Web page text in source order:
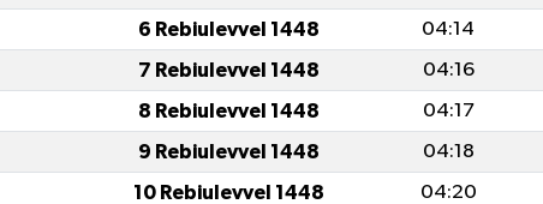
6 Rebiulevvel 1448 04:14
7 Rebiulevvel 1448 04:16
8 Rebiulevvel 1448 04:17
9 Rebiulevvel 1448 04:18
10 Rebiulevvel 1448 04:20